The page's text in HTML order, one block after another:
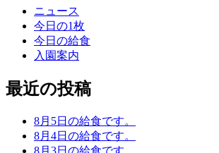
ニュース
今日の1枚
今日の給食
入園案内
最近の投稿
8月5日の給食です。
8月4日の給食です。
8月3日の給食です。